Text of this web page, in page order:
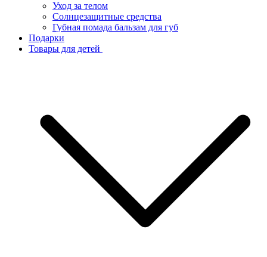
Уход за телом
Солнцезащитные средства
Губная помада бальзам для губ
Подарки
Товары для детей